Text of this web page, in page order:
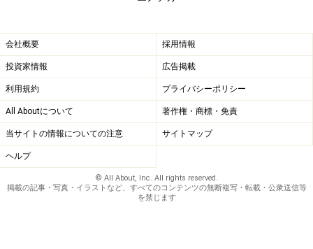
会社概要 採用情報
投資家情報 広告掲載
利用規約 プライバシーポリシー
All Aboutについて 著作権・商標・免責
当サイトの情報についての注意 サイトマップ
ヘルプ
© All About, Inc. All rights reserved.
掲載の記事・写真・イラストなど、すべてのコンテンツの無断複写・転載・公衆送信等
を禁じます